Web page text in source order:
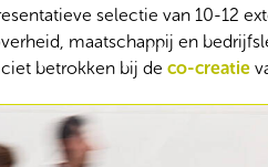
selectie van 10-12
maatschappij en
betrokken bij de co-creatie